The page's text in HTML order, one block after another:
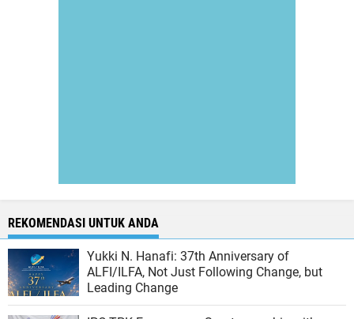
REKOMENDASI UNTUK ANDA
Yukki N. Hanafi: 37th Anniversary of
ALFI/ILFA, Not Just Following Change, but
Leading Change